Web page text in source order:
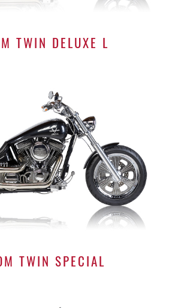
TWIN DELUXE L
TWIN SPECIAL